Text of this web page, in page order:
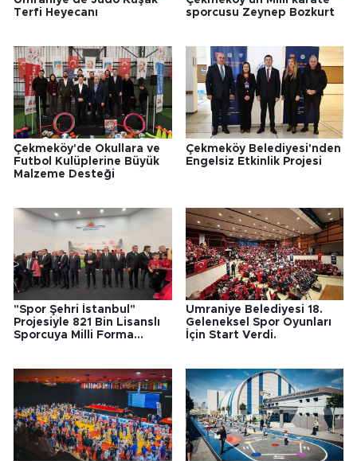
Terfi Heyecanı
sporcusu Zeynep Bozkurt
Çekmeköy'de Okullara ve
Futbol Kulüplerine Büyük
Malzeme Desteği
Çekmeköy Belediyesi'nden
Engelsiz Etkinlik Projesi
"Spor Şehri İstanbul"
Projesiyle 821 Bin Lisanslı
Sporcuya Milli Forma
Ümraniye Belediyesi 18.
Geleneksel Spor Oyunları
İçin Start Verdi.